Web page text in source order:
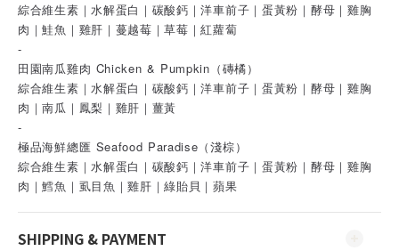
綜合維生素｜水解蛋白｜碳酸鈣｜洋車前子｜蛋黃粉｜酵母｜雞胸
肉｜鮭魚｜雞肝｜蔓越莓｜草莓｜紅蘿蔔
-
田園南瓜雞肉 Chicken & Pumpkin（磚橘）
綜合維生素｜水解蛋白｜碳酸鈣｜洋車前子｜蛋黃粉｜酵母｜雞胸
肉｜南瓜｜鳳梨｜雞肝｜薑黃
-
極品海鮮總匯 Seafood Paradise（淺棕）
綜合維生素｜水解蛋白｜碳酸鈣｜洋車前子｜蛋黃粉｜酵母｜雞胸
肉｜鱈魚｜虱目魚｜雞肝｜綠貽貝｜蘋果
SHIPPING & PAYMENT